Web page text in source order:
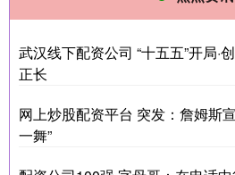
武汉线下配资公司 “十五五”开局·
正长
网上炒股配资平台 突发：詹姆斯
一舞”